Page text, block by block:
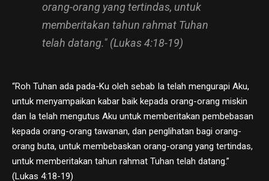
orang-orang yang tertindas, untuk
memberitakan tahun rahmat Tuhan
telah datang." (Lukas 4:18-19)
“Roh Tuhan ada pada-Ku oleh sebab Ia telah mengurapi Aku,
untuk menyampaikan kabar baik kepada orang-orang miskin
dan Ia telah mengutus Aku untuk memberitakan pembebasan
kepada orang-orang tawanan, dan penglihatan bagi orang-
orang buta, untuk membebaskan orang-orang yang tertindas,
untuk memberitakan tahun rahmat Tuhan telah datang.”
(Lukas 4:18-19)